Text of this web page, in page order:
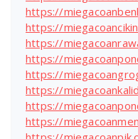
https://
https://
https://
https://
https://
https://
https://
https://